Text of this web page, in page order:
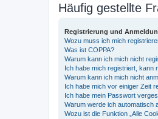
Häufig gestellte
Registrierung und
Wozu muss ich mich
Was ist COPPA?
Warum kann ich mich nicht
Ich habe mich registriert, kann
Warum kann ich mich nicht
Ich habe mich vor einiger Zeit
Ich habe mein Passwort
Warum werde ich automatisch
Wozu ist die Funktion „Alle